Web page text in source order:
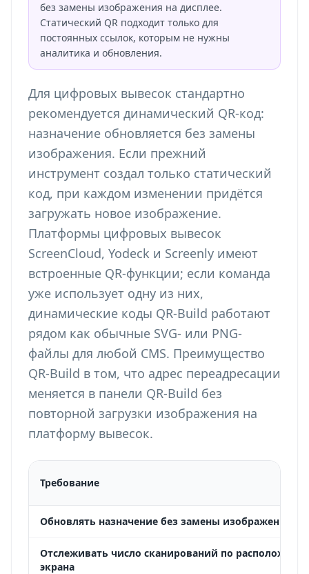
без замены изображения на дисплее.
Статический QR подходит только для
постоянных ссылок, которым не нужны
аналитика и обновления.
Для цифровых вывесок стандартно
рекомендуется динамический QR-код:
назначение обновляется без замены
изображения. Если прежний
инструмент создал только статический
код, при каждом изменении придётся
загружать новое изображение.
Платформы цифровых вывесок
ScreenCloud, Yodeck и Screenly имеют
встроенные QR-функции; если команда
уже использует одну из них,
динамические коды QR-Build работают
рядом как обычные SVG- или PNG-
файлы для любой CMS. Преимущество
QR-Build в том, что адрес переадресации
меняется в панели QR-Build без
повторной загрузки изображения на
платформу вывесок.
Требование
Обновлять назначение без замены изображения
Отслеживать число сканирований по
экрана